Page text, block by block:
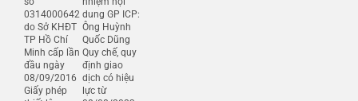
0314000642
do Sở KHĐT
TP Hồ Chí
Minh cấp lần
đầu ngày
08/09/2016
Giấy phép
dung GP ICP:
Ông Huỳnh
Quốc Dũng
Quy chế, quy
định giao
dịch có hiệu
lực từ